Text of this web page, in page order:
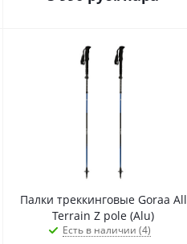
Палки треккинговые Goraa All
Terrain Z pole (Alu)
Есть в наличии (4)